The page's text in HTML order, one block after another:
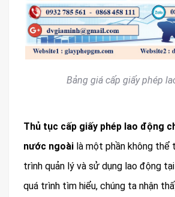
Bảng giá cấp giấy phép
Thủ tục cấp giấy phép lao động
nước ngoài là một phần không thể
trình quản lý và sử dụng lao động
quá trình tìm hiểu, chúng ta nhận